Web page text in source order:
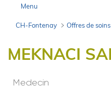
Menu
CH-Fontenay Offres de soins
MEKNACI
MEKNACI
Medecin